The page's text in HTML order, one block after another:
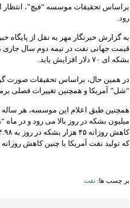
رود.
به گزارش خبرنگار مهر به نقل از
قیمت جهانی نفت در نیمه دوم سال جاری
بشکه ای ۷۰ دلار افزایش یاید.
در همین حال، براساس تحقیقات صورت
“شل” آمریکا و همچنین تغییرات فصلی
میلیون بشکه در روز بالا می رود و در
که تولید نفت آمریکا با چنین کاهش
بر چسب ها: نفت